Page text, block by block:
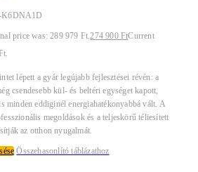
price was: 289 979 Ft.274 900FtCurrent
lépett a gyár legújabb fejlesztései révén: a
csendesebb kül- és beltéri egységet kapott,
minden eddiginél energiahatékonyabbá vált. A
megoldások és a teljeskörű téliesített
az otthon nyugalmát.
Összehasonlító táblázathoz